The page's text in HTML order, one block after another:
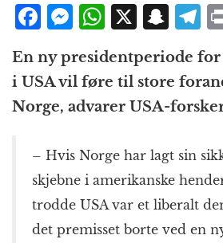
F
c
e
b
o
o
k
M
ss
e
n
g
e
r
W
h
at
s
A
p
p
X S
n
a
p
c
h
at
T
el
e
g
r
a
En ny presidentperiode
i USA vil føre til store
Norge, advarer USA-
– Hvis Norge har lagt sin
skjebne i amerikanske
trodde USA var et liberalt
det premisset borte ved en